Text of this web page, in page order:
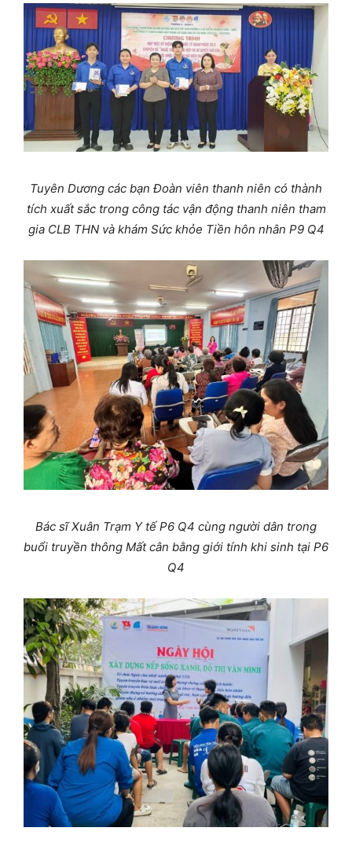
Tuyên Dương các bạn Đoàn viên thanh niên có thành
tích xuất sắc trong công tác vận động thanh niên tham
gia CLB THN và khám Sức khỏe Tiền hôn nhân P9 Q4
Bác sĩ Xuân Trạm Y tế P6 Q4 cùng người dân trong
buổi truyền thông Mất cân bằng giới tính khi sinh tại P6
Q4